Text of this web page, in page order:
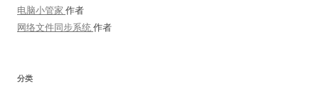
电脑小管家 作者
网络文件同步系统作者
分类